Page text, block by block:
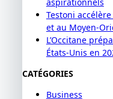
Testoni
et au Moyen-
L’Occitane
États-Unis en
CATÉGORIES
Business